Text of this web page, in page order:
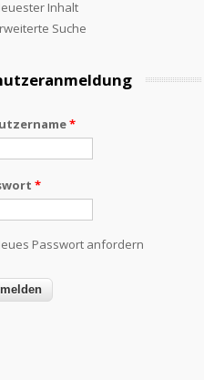
Inhalt
Suche
*
*
Passwort anfordern